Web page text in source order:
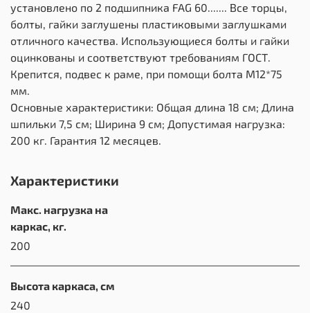
установлено по 2 подшипника FAG 60....... Все торцы,
болты, гайки заглушены пластиковыми заглушками
отличного качества. Использующиеся болты и гайки
оцинкованы и соответствуют требованиям ГОСТ.
Крепится, подвес к раме, при помощи болта М12*75
мм.
Основные характеристики: Общая длина 18 см; Длина
шпильки 7,5 см; Ширина 9 см; Допустимая нагрузка:
200 кг. Гарантия 12 месяцев.
Характеристики
Макс. нагрузка на
каркас, кг.
200
Высота каркаса, см
240